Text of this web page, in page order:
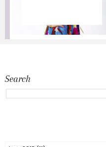
Search